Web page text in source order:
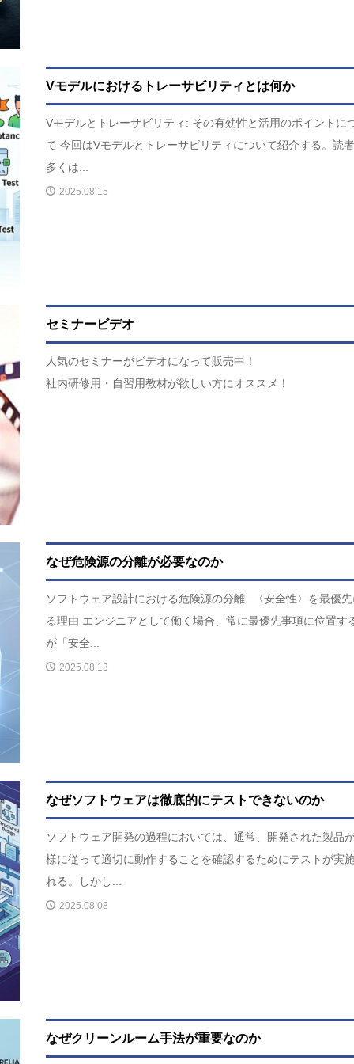
Vモデルにおけるトレーサビリティとは何か
Vモデルとトレーサビリティ: その有効性と活用のポイントに
て 今回はVモデルとトレーサビリティについて紹介する。読
多くは...
2025.08.15
セミナービデオ
人気のセミナーがビデオになって販売中！
社内研修用・自習用教材が欲しい方にオススメ！
なぜ危険源の分離が必要なのか
ソフトウェア設計における危険源の分離─〈安全性〉を最優先
る理由 エンジニアとして働く場合、常に最優先事項に位置す
が「安全...
2025.08.13
なぜソフトウェアは徹底的にテストできないのか
ソフトウェア開発の過程においては、通常、開発された製品
様に従って適切に動作することを確認するためにテストが実
れる。しかし...
2025.08.08
なぜクリーンルーム手法が重要なのか